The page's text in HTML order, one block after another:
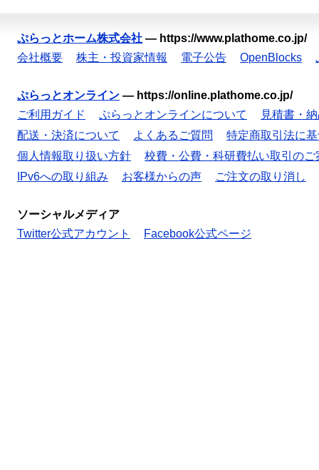
ぷらっとホーム株式会社 — https://www.plathome.co.jp/
会社概要
株主・投資家情報 電子公告 OpenBlocks
ぷらっとオンライン — https://online.plathome.co.jp/
ご利用ガイド
ぷらっとオンラインについて
見積書・
配送・決済について
よくあるご質問
特定商取引法に
個人情報取り扱い方針
校費・公費・科研費払い取引のご
IPv6への取り組み
お客様からの声 ご注文の取り消し
ソーシャルメディア
Twitter公式アカウント
Facebook公式ページ